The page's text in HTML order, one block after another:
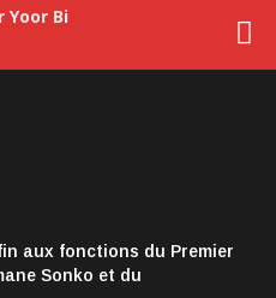
aux fonctions du Premier
Sonko et du